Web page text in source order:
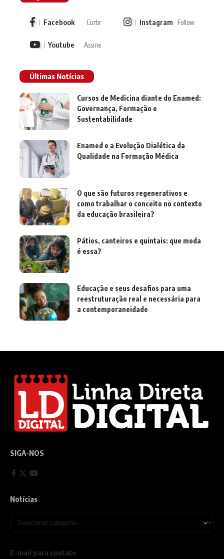
Facebook Curtir Instagram Follow
Youtube Assine
Últimas Notícias
Cursos de Medicina diante do Enamed:
Governança, Formação e
Sustentabilidade
Enamed e a Evolução Dialética da
Qualidade na Formação Médica
O que são futuros regenerativos e
como trabalhar o conceito no contexto
da educação brasileira?
Pátios, canteiros e quintais: que moda
é essa?
Educação e seus desafios para uma
reestruturação real e necessária para
a contemporaneidade
SIGA-NOS
Notícias
E-mail para contato